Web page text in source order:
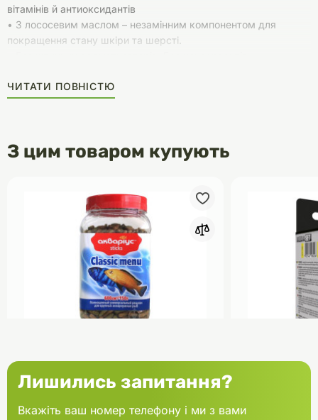
вітамінів й антиоксидантів
• З лососевим маслом – незамінним компонентом для
покращення стану шкіри та шерсті.
корму, вказану в таблиці, варто розподілити на декілька
прийомів протягом дня.
ЧИТАТИ ПОВНІСТЮ
З цим товаром купують
банка 150 г
Aquael
Лишились запитання?
Вкажіть ваш номер телефону і ми з вами